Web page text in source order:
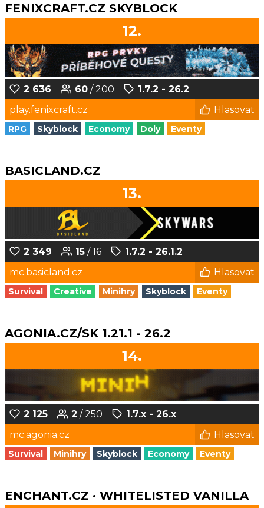
FENIXCRAFT.CZ SKYBLOCK
12.
2 636 60 / 200
1.7.2 - 26.2
play.fenixcraft.cz
Hlasovat
RPG Skyblock Economy Doly Eventy
BASICLAND.CZ
13.
2 349 15 / 16
1.7.2 - 26.1.2
mc.basicland.cz
Hlasovat
Survival Creative Minihry Skyblock Eventy
AGONIA.CZ/SK 1.21.1 - 26.2
14.
2 125 2 / 250
1.7.x - 26.x
mc.agonia.cz
Hlasovat
Survival Minihry Skyblock Economy Eventy
ENCHANT.CZ · WHITELISTED VANILLA